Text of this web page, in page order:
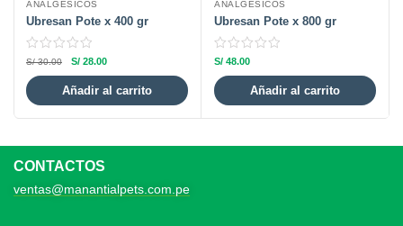
ANALGÉSICOS
Ubresan Pote x 400 gr
S/30.00 S/ 28.00
Añadir al carrito
ANALGÉSICOS
Ubresan Pote x 800 gr
S/ 48.00
Añadir al carrito
CONTACTOS
ventas@manantialpets.com.pe